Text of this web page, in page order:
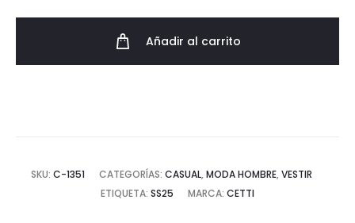
Añadir al carrito
SKU: C-1351 CATEGORÍAS: CASUAL, MODA HOMBRE, VESTIR
ETIQUETA: SS25 MARCA: CETTI